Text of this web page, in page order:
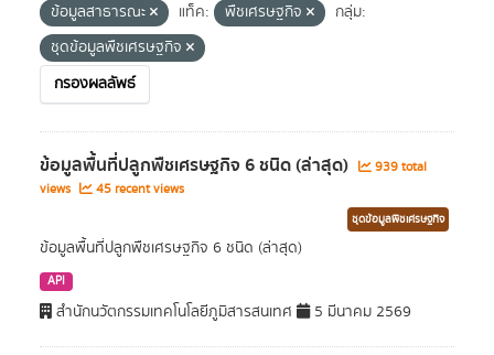
ข้อมูลสาธารณะ
แท็ค: พืชเศรษฐกิจ
กลุ่ม:
ชุดข้อมูลพืชเศรษฐกิจ
กรองผลลัพธ์
ข้อมูลพื้นที่ปลูกพืชเศรษฐกิจ 6 ชนิด (ล่าสุด)
939 total
views
45 recent views
ชุดข้อมูลพืชเศรษฐกิจ
ข้อมูลพื้นที่ปลูกพืชเศรษฐกิจ 6 ชนิด (ล่าสุด)
API
สำนักนวัตกรรมเทคโนโลยีภูมิสารสนเทศ 5 มีนาคม 2569